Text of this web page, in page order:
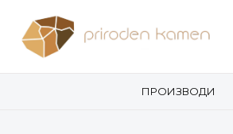
ПРОИЗВОДИ